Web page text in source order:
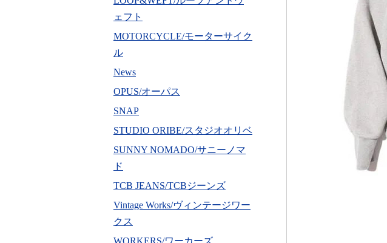
ェフト
MOTORCYCLE/モーターサイク
ル
News
OPUS/オーパス
SNAP
STUDIO ORIBE/スタジオオリベ
SUNNY NOMADO/サニーノマ
ド
TCB JEANS/TCBジーンズ
Vintage Works/ヴィンテージワー
クス
WORKERS/ワーカーズ